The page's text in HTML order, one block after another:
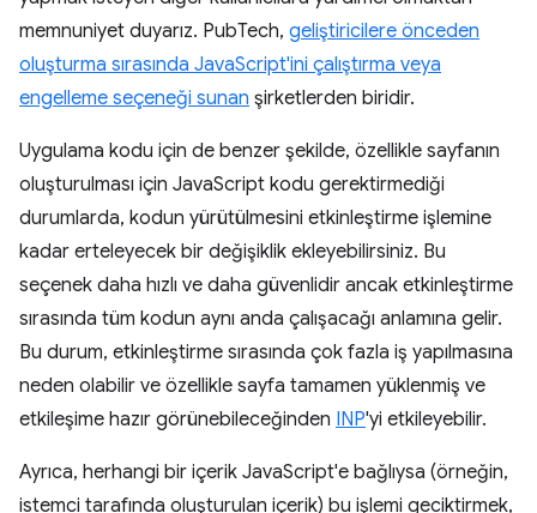
memnuniyet duyarız. PubTech, geliştiricilere önceden
oluşturma sırasında JavaScript'ini çalıştırma veya
engelleme seçeneği sunan şirketlerden biridir.
Uygulama kodu için de benzer şekilde, özellikle sayfanın
oluşturulması için JavaScript kodu gerektirmediği
durumlarda, kodun yürütülmesini etkinleştirme işlemine
kadar erteleyecek bir değişiklik ekleyebilirsiniz. Bu
seçenek daha hızlı ve daha güvenlidir ancak etkinleştirme
sırasında tüm kodun aynı anda çalışacağı anlamına gelir.
Bu durum, etkinleştirme sırasında çok fazla iş yapılmasına
neden olabilir ve özellikle sayfa tamamen yüklenmiş ve
etkileşime hazır görünebileceğinden INP'yi etkileyebilir.
Ayrıca, herhangi bir içerik JavaScript'e bağlıysa (örneğin,
istemci tarafında oluşturulan içerik) bu işlemi geciktirmek,